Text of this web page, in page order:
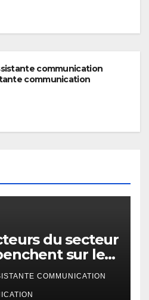
communication
communication
du secteur
sur le
ITIE-RDC
COMMUNICATION